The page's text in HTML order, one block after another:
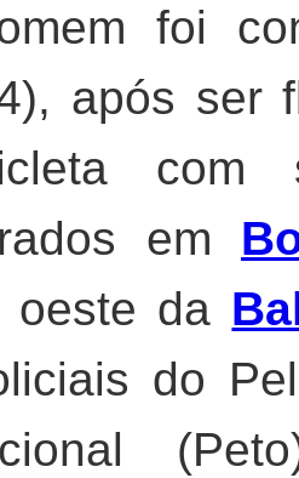
foi
após ser
com
em
oeste da
do